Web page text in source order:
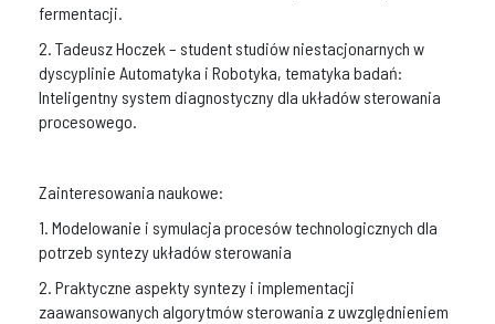
fermentacji.
2. Tadeusz Hoczek – student studiów niestacjonarnych w
dyscyplinie Automatyka i Robotyka, tematyka badań:
Inteligentny system diagnostyczny dla układów sterowania
procesowego.
Zainteresowania naukowe:
1. Modelowanie i symulacja procesów technologicznych dla
potrzeb syntezy układów sterowania
2. Praktyczne aspekty syntezy i implementacji
zaawansowanych algorytmów sterowania z uwzględnieniem